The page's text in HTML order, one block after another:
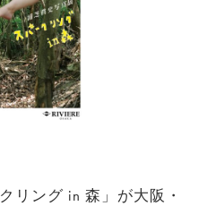
リング in 森」が大阪・